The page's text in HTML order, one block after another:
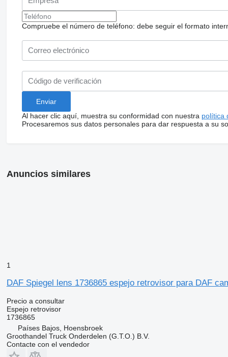
Compruebe el número de teléfono: debe seguir el formato
Al hacer clic aquí, muestra su conformidad con nuestra política
Procesaremos sus datos personales para dar respuesta a su
Anuncios similares
1
DAF Spiegel lens 1736865 espejo retrovisor para DAF
Precio a consultar
Espejo retrovisor
1736865
Países Bajos, Hoensbroek
Groothandel Truck Onderdelen (G.T.O.) B.V.
Contacte con el vendedor